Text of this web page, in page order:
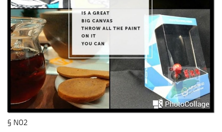
§ N02